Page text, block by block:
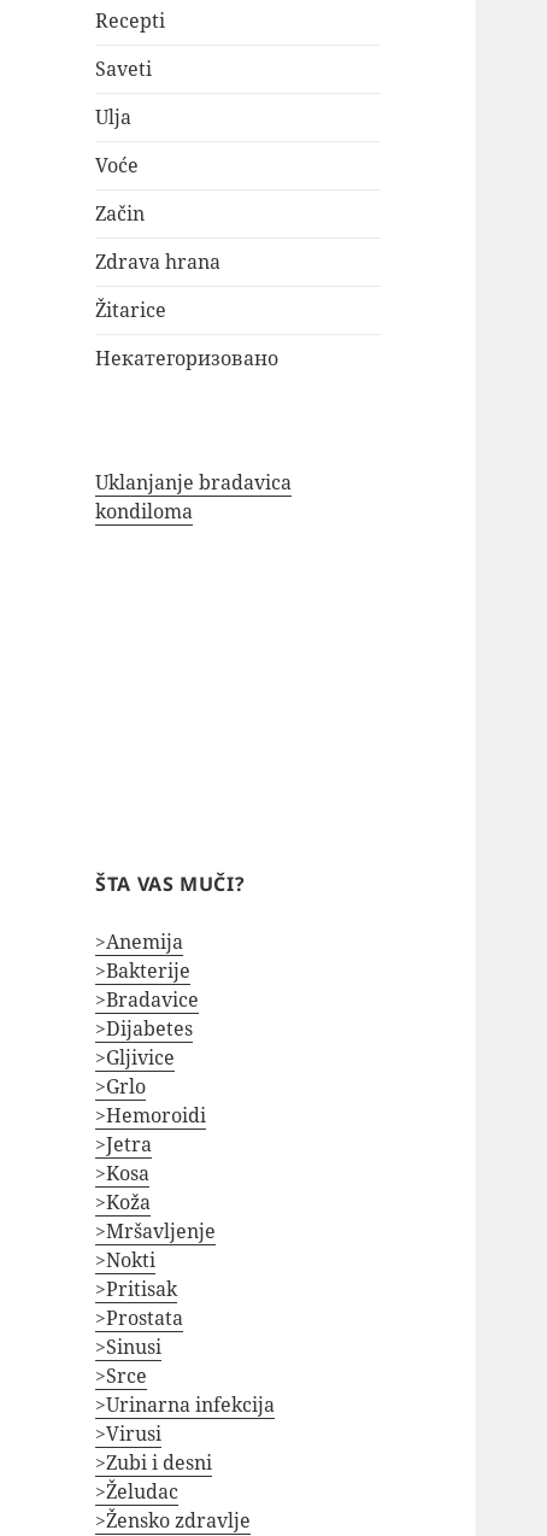
Recepti
Saveti
Ulja
Voće
Začin
Zdrava hrana
Žitarice
Некатегоризовано
Uklanjanje bradavica
kondiloma
ŠTA VAS MUČI?
>Anemija
>Bakterije
>Bradavice
>Dijabetes
>Gljivice
>Grlo
>Hemoroidi
>Jetra
>Kosa
>Koža
>Mršavljenje
>Nokti
>Pritisak
>Prostata
>Sinusi
>Srce
>Urinarna infekcija
>Virusi
>Zubi i desni
>Želudac
>Žensko zdravlje